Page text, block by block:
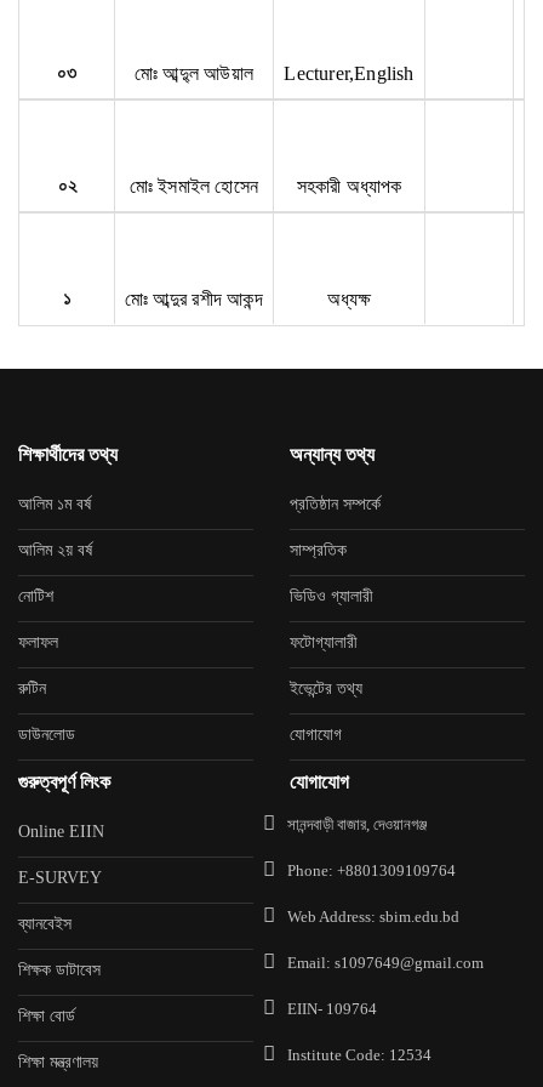
০৩ মোঃ আব্দু্ল আউয়াল Lecturer,English
০২ মোঃ ইসমাইল হোসেন সহকারী অধ্যাপক
১ মোঃ আব্দুর রশীদ আকন্দ অধ্যক্ষ
শিক্ষার্থীদের তথ্য
আলিম ১ম বর্ষ
আলিম ২য় বর্ষ
নোটিশ
ফলাফল
রুটিন
ডাউনলোড
অন্যান্য তথ্য
প্রতিষ্ঠান সম্পর্কে
সাম্প্রতিক
ভিডিও গ্যালারী
ফটোগ্যালারী
ইভেন্টের তথ্য
যোগাযোগ
গুরুত্বপূর্ণ লিংক
Online EIIN
E-SURVEY
ব্যানবেইস
শিক্ষক ডাটাবেস
শিক্ষা বোর্ড
শিক্ষা মন্ত্রণালয়
যোগাযোগ
সানন্দবাড়ী বাজার, দেওয়ানগঞ্জ
Phone: +8801309109764
Web Address: sbim.edu.bd
Email: s1097649@gmail.com
EIIN- 109764
Institute Code: 12534